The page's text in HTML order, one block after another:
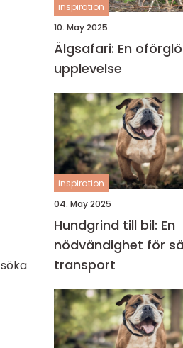
inspiration
10. May 2025
Älgsafari: En
upplevelse
inspiration
04. May 2025
Hundgrind till bil: En
nödvändighet för
transport